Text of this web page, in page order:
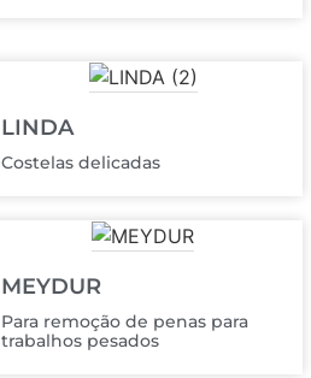
LINDA
Costelas delicadas
MEYDUR
Para remoção de penas para
trabalhos pesados